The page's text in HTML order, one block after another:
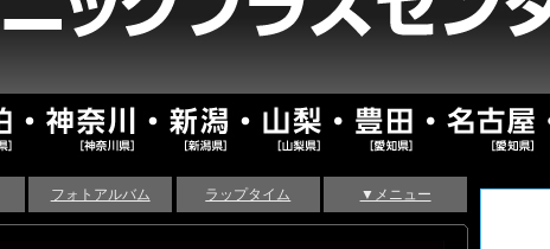
フォトアルバム ラップタイム ▼メニュー